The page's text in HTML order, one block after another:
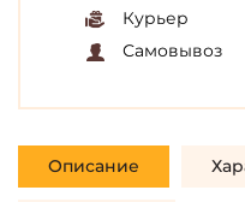
Курьер
Самовывоз
Описание